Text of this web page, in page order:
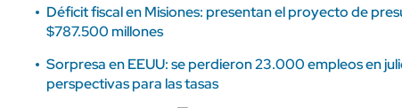
Déficit fiscal en Misiones: presentan el proyecto de
$787.500 millones
Sorpresa en EEUU: se perdieron 23.000 empleos en
perspectivas para las tasas